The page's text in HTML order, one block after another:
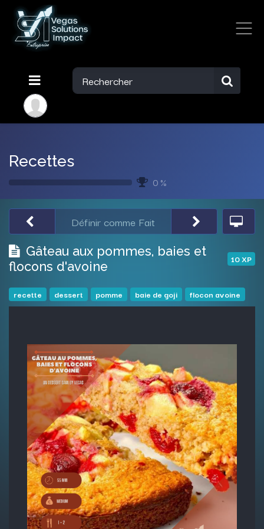
Recettes
0 %
Gâteau aux pommes, baies et
flocons d'avoine
10XP
Définir comme Fait
recette dessert pomme baie de goji flocon avoine